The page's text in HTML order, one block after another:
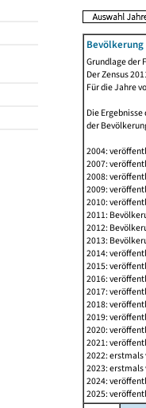
Grundlage der
Der Zensus
Für die Jahre
Die
der
2004:
2007:
2008:
2009:
2010:
2011:
2012:
2013:
2014:
2015:
2016:
2017:
2018:
2019:
2020:
2021:
2022:
2023:
2024:
2025: